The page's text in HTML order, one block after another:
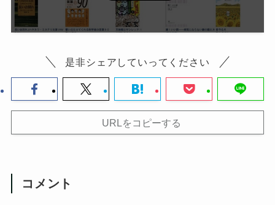
是非シェアしていってください
URLをコピーする
コメント